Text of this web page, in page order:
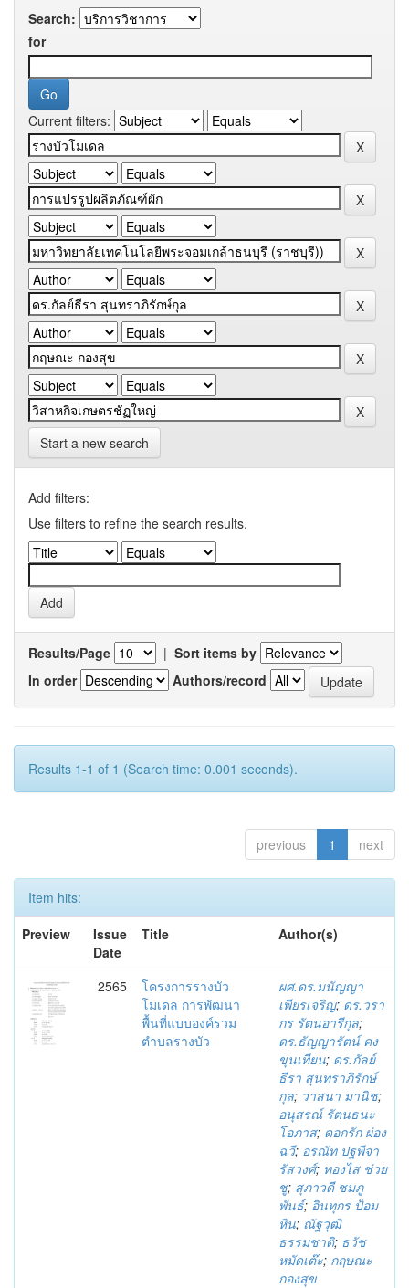
Search:
for
Current filters:
Start a new search
Add filters:
Use filters to refine the search results.
Results/Page | Sort items by
In order
Authors/record
Results 1-1 of 1 (Search time: 0.001 seconds).
previous 1 next
Item hits:
Preview
Issue
Date
Title Author(s)
2565
โครงการรางบัว
โมเดล การพัฒนา
พื้นที่แบบองค์รวม
ตำบลรางบัว
ผศ.ดร.มนัญญา
เพียรเจริญ; ดร.วรา
กร รัตนอารีกุล;
ดร.ธัญญารัตน์ คง
ขุนเทียน; ดร.กัลย์
ธีรา สุนทราภิรักษ์
กุล; วาสนา มานิช;
อนุสรณ์ รัตนธนะ
โอภาส; ดอกรัก ผ่อง
ฉวี; อรณัท ปฐพีจา
รัสวงศ์; ทองไส ช่วย
ชู; สุภาวดี ชมภู
พันธ์; อินทุกร ป้อม
หิน; ณัฐวุฒิ
ธรรมชาติ; ธวัช
หมัดเต๊ะ; กฤษณะ
กองสุข